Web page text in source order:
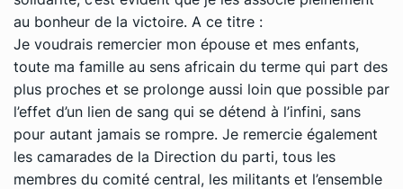
au bonheur de la victoire. A ce titre :
Je voudrais remercier mon épouse et mes enfants,
toute ma famille au sens africain du terme qui part des
plus proches et se prolonge aussi loin que possible par
l’effet d’un lien de sang qui se détend à l’infini, sans
pour autant jamais se rompre. Je remercie également
les camarades de la Direction du parti, tous les
membres du comité central, les militants et l’ensemble